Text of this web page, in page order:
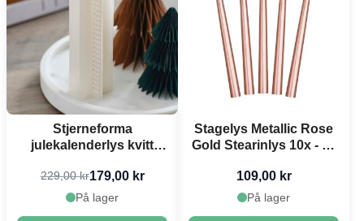
Stjerneforma
julekalenderlys kvitt
229,00 kr179,00 kr
På lager
Stagelys Metallic Rose
Gold Stearinlys 10x - 24
109,00 kr
På lager